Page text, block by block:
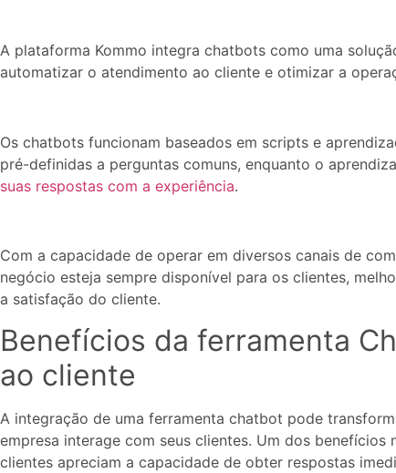
A plataforma Kommo integra chatbots como uma
automatizar o atendimento ao cliente e otimizar a
Os chatbots funcionam baseados em scripts e
pré-definidas a perguntas comuns, enquanto o
suas respostas com a experiência.
Com a capacidade de operar em diversos canais de
negócio esteja sempre disponível para os clientes,
a satisfação do cliente.
Benefícios da ferramenta
ao cliente
A integração de uma ferramenta chatbot pode
empresa interage com seus clientes. Um dos benefícios
clientes apreciam a capacidade de obter respostas